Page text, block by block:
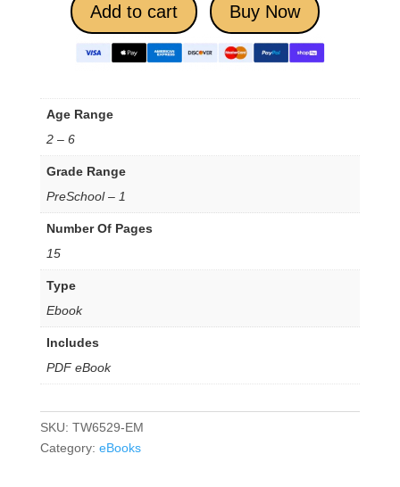
Add to cart Buy Now
Age Range
2 – 6
Grade Range
PreSchool – 1
Number Of Pages
15
Type
Ebook
Includes
PDF eBook
SKU: TW6529-EM
Category: eBooks